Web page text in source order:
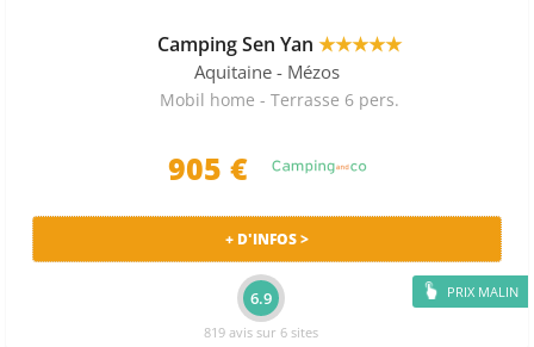
Camping Sen Yan ★★★★★
Aquitaine - Mézos
Mobil home - Terrasse 6 pers.
905 €
PRIX MALIN
+ D'INFOS >
6.9
819 avis sur 6 sites